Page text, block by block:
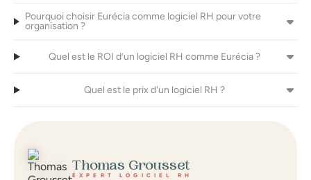
Pourquoi choisir Eurécia comme logiciel RH pour votre
organisation ?
Quel est le ROI d’un logiciel RH comme Eurécia ?
Quel est le prix d'un logiciel RH ?
Thomas Grousset
EXPERT LOGICIEL RH